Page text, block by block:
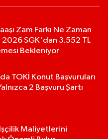
Zam Farkı Ne Zaman
2026 SGK'dan 3.552 TL
Bekleniyor
TOKİ Konut Başvuruları
2 Başvuru Şartı
İşçilik Maliyetlerini